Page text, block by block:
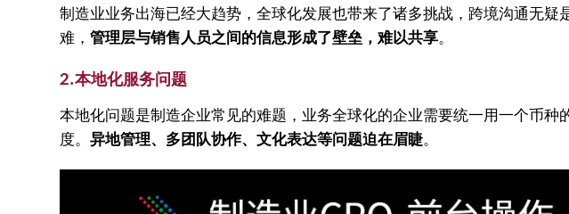
制造业业务出海已经大趋势，全球化发展也带来了诸多挑战，跨境沟通无
难，管理层与销售人员之间的信息形成了壁垒，难以共享。
2.本地化服务问题
本地化问题是制造企业常见的难题，业务全球化的企业需要统一用一个币
度。异地管理、多团队协作、文化表达等问题迫在眉睫。